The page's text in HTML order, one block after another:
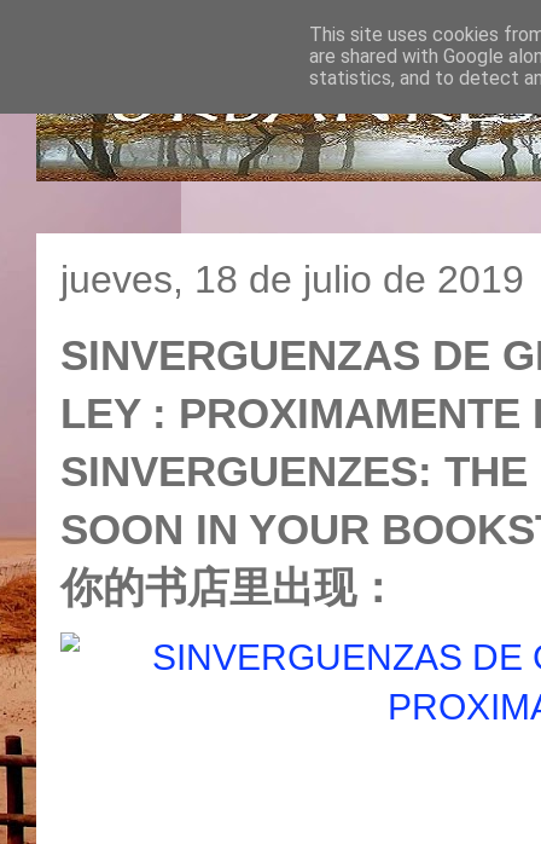
jueves, 18 de julio de 2019
SINVERGUENZAS DE
LEY :
SINVERGUENZES:
SOON IN YOUR
你的书店里出现：
This site uses cookies
are shared with Google
statistics, and to detect